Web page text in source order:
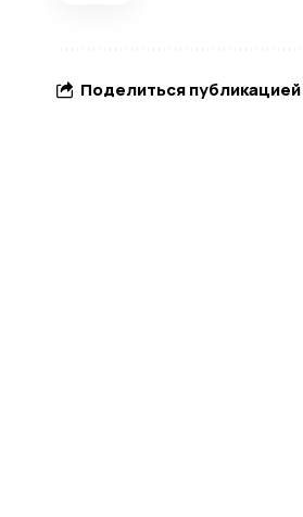
Поделиться публикацией